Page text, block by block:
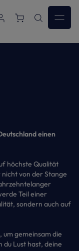
einen
höchste Qualität
von der Stange
Teil einer
sondern auch auf
um gemeinsam die
du Lust hast, deine